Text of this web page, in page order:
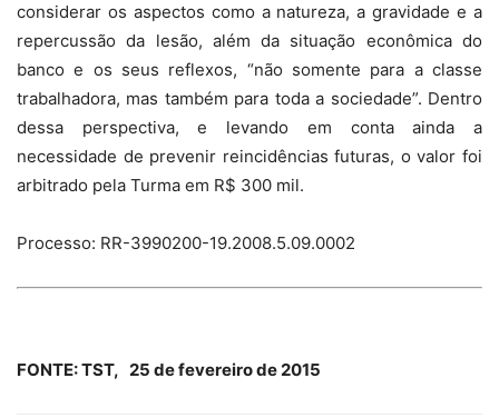
considerar os aspectos como a natureza, a gravidade e a
repercussão da lesão, além da situação econômica do
banco e os seus reflexos, “não somente para a classe
trabalhadora, mas também para toda a sociedade”. Dentro
dessa perspectiva, e levando em conta ainda a
necessidade de prevenir reincidências futuras, o valor foi
arbitrado pela Turma em R$ 300 mil.
Processo: RR-3990200-19.2008.5.09.0002
FONTE: TST, 25 de fevereiro de 2015